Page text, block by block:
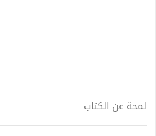
لمحة عن الكتاب